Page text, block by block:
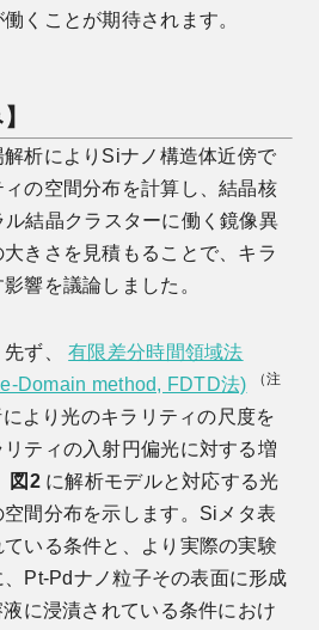
くことが期待されます。
析によりSiナノ構造体近傍で
の空間分布を計算し、結晶核
ル結晶クラスターに働く鏡像異
きさを見積もることで、キラ
響を議論しました。
先ず、有限差分時間領域法
Domain method, FDTD法)
（注
より光のキラリティの尺度を
ティの入射円偏光に対する増
図2に解析モデルと対応する光
間分布を示します。Siメタ表
いる条件と、より実際の実験
Pt-Pdナノ粒子その表面に形成
に浸漬されている条件におけ